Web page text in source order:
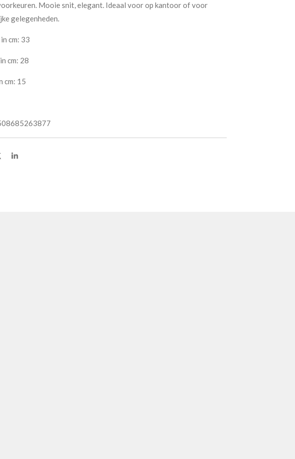
Mooie snit, elegant. Ideaal voor op kantoor of voor
gelegenheden.
cm: 33
cm: 28
cm: 15
S